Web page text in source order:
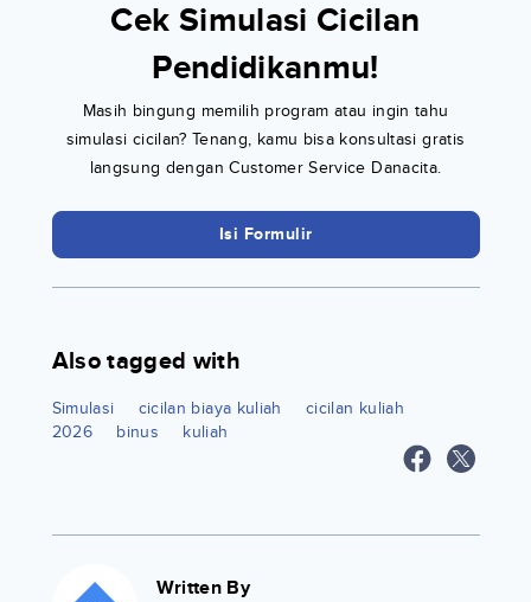
Cek Simulasi Cicilan
Pendidikanmu!
Masih bingung memilih program atau ingin tahu
simulasi cicilan? Tenang, kamu bisa konsultasi gratis
langsung dengan Customer Service Danacita.
Isi Formulir
Also tagged with
Simulasi cicilan biaya kuliah
cicilan kuliah
2026
binus kuliah
Written By